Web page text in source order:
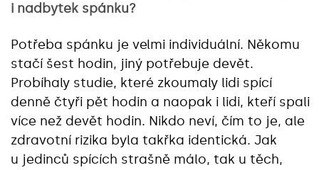
i nadbytek spánku?
Potřeba spánku je velmi individuální. Někomu
stačí šest hodin, jiný potřebuje devět.
Probíhaly studie, které zkoumaly lidi spící
denně čtyři pět hodin a naopak i lidi, kteří spali
více než devět hodin. Nikdo neví, čím to je, ale
zdravotní rizika byla takřka identická. Jak
u jedinců spících strašně málo, tak u těch,